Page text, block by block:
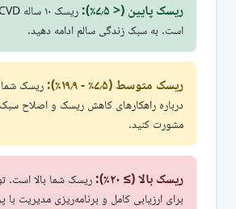
ریسک پایین (< ۷٫۵٪):
است. به سبک زندگی سالم ادامه دهید.
ریسک متوسط (۷٫۵٪ - ۱۹٫۹٪):
ریسک
درباره راهکارهای کاهش ریسک و اصلاح
مشورت کنید.
ریسک بالا (≥ ۲۰٪):
ریسک شما بالا است.
برای ارزیابی کامل و برنامه‌ریزی مدیریت